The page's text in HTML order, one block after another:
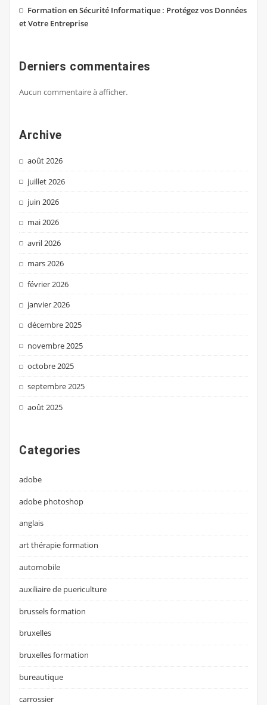
Formation en Sécurité Informatique : Protégez vos Données
et Votre Entreprise
Derniers commentaires
Aucun commentaire à afficher.
Archive
août 2026
juillet 2026
juin 2026
mai 2026
avril 2026
mars 2026
février 2026
janvier 2026
décembre 2025
novembre 2025
octobre 2025
septembre 2025
août 2025
Categories
adobe
adobe photoshop
anglais
art thérapie formation
automobile
auxiliaire de puericulture
brussels formation
bruxelles
bruxelles formation
bureautique
carrossier